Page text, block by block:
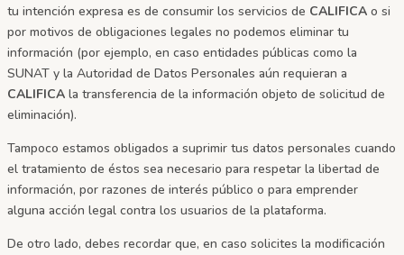
tu intención expresa es de consumir los servicios de CALIFICA o si
por motivos de obligaciones legales no podemos eliminar tu
información (por ejemplo, en caso entidades públicas como la
SUNAT y la Autoridad de Datos Personales aún requieran a
CALIFICA la transferencia de la información objeto de solicitud de
eliminación).
Tampoco estamos obligados a suprimir tus datos personales cuando
el tratamiento de éstos sea necesario para respetar la libertad de
información, por razones de interés público o para emprender
alguna acción legal contra los usuarios de la plataforma.
De otro lado, debes recordar que, en caso solicites la modificación